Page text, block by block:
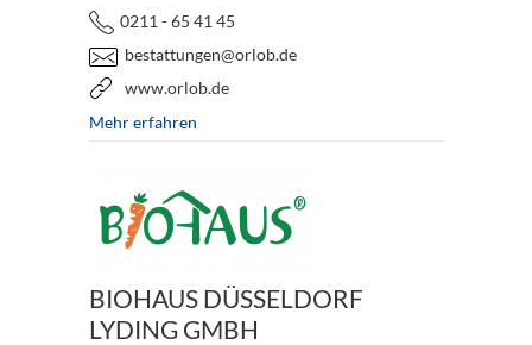
0211 - 65 41 45
bestattungen@orlob.de
www.orlob.de
Mehr erfahren
BIOHAUS DÜSSELDORF
LYDING GMBH